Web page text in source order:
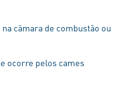
câmara de combustão ou
ocorre pelos cames